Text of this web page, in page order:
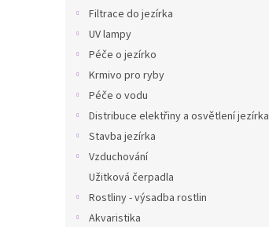
Filtrace do jezírka
UV lampy
Péče o jezírko
Krmivo pro ryby
Péče o vodu
Distribuce elektřiny a osvětlení jezírka
Stavba jezírka
Vzduchování
Užitková čerpadla
Rostliny - výsadba rostlin
Akvaristika